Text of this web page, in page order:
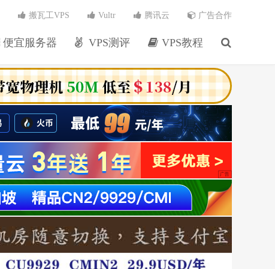
便宜服务器 VPS测评 VPS教程
搬瓦工VPS Vultr 腾讯云 广告合作